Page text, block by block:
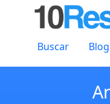
Buscar Blog